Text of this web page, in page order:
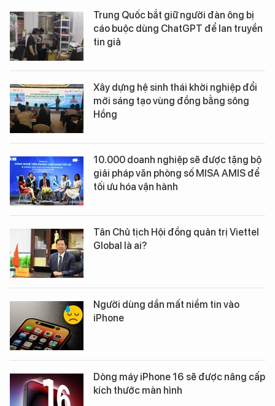
Trung Quốc bắt giữ người đàn ông bị
cáo buộc dùng ChatGPT để lan truyền
tin giả
Xây dựng hệ sinh thái khởi nghiệp đổi
mới sáng tạo vùng đồng bằng sông
Hồng
10.000 doanh nghiệp sẽ được tặng bộ
giải pháp văn phòng số MISA AMIS để
tối ưu hóa vận hành
Tân Chủ tịch Hội đồng quản trị Viettel
Global là ai?
Người dùng dần mất niềm tin vào
iPhone
Dòng máy iPhone 16 sẽ được nâng cấp
kích thước màn hình